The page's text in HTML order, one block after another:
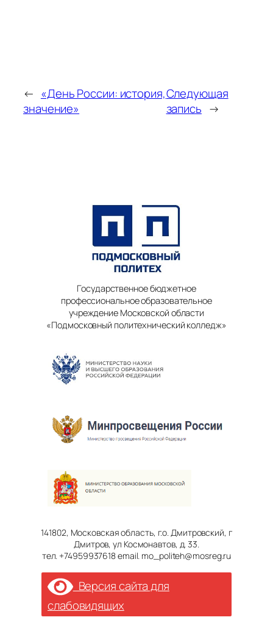
← «День России: история,
значение»
Следующая
запись →
Государственное бюджетное
профессиональное образовательное
учреждение Московской области
«Подмосковный политехнический колледж»
141802, Московская область, г.о. Дмитровский, г
Дмитров, ул Космонавтов, д. 33.
тел. +74959937618 email. mo_politeh@mosreg.ru
Версия сайта для
слабовидящих